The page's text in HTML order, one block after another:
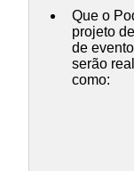
Que o
projeto
de
serão
como: